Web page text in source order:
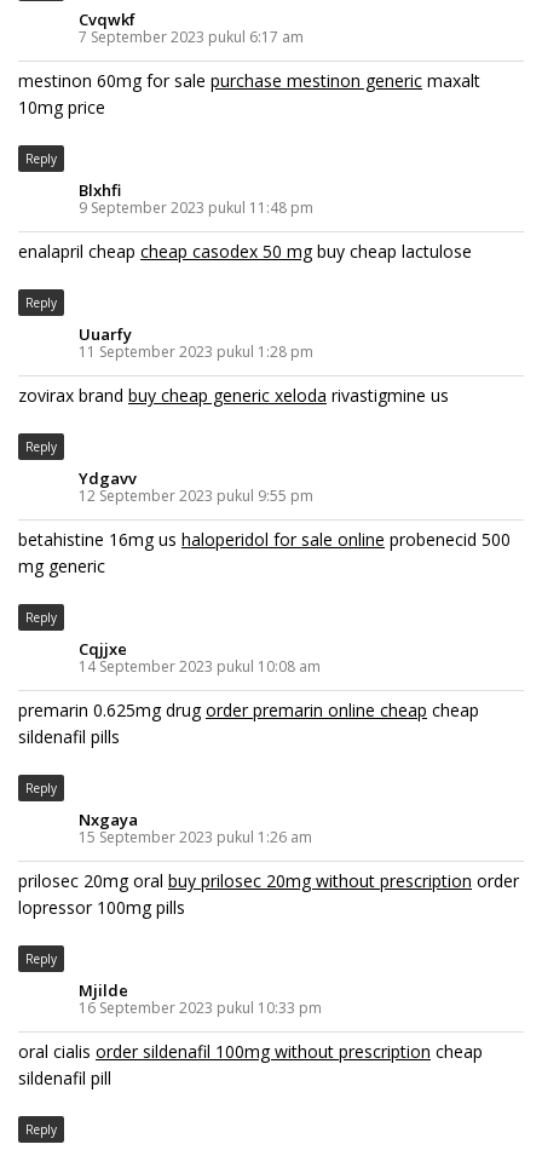
Cvqwkf
7 September 2023 pukul 6:17 am
mestinon 60mg for sale purchase mestinon generic maxalt
10mg price
Reply
Blxhfi
9 September 2023 pukul 11:48 pm
enalapril cheap cheap casodex 50 mgbuy cheap lactulose
Reply
Uuarfy
11 September 2023 pukul 1:28 pm
zovirax brand buy cheap generic xeloda rivastigmine us
Reply
Ydgavv
12 September 2023 pukul 9:55 pm
betahistine 16mg us haloperidol for sale online probenecid 500
mg generic
Reply
Cqjjxe
14 September 2023 pukul 10:08 am
premarin 0.625mg drugorder premarin online cheap cheap
sildenafil pills
Reply
Nxgaya
15 September 2023 pukul 1:26 am
prilosec 20mg oral buy prilosec 20mg without prescription order
lopressor 100mg pills
Reply
Mjilde
16 September 2023 pukul 10:33 pm
oral cialis order sildenafil 100mg without prescription cheap
sildenafil pill
Reply